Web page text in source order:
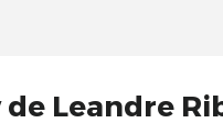
Leandre